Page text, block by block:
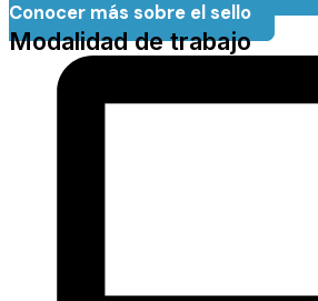
Conocer más sobre el sello
Modalidad de trabajo